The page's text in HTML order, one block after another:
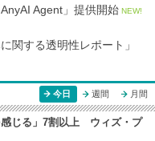
Agent」提供開始 NEW!
関する透明性レポート」
今日 週間 月間
感じる」7割以上 ウィズ・プ